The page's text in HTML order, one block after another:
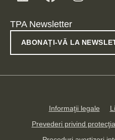
TPA Newsletter
ABONAȚI-VĂ LA
Informaţii legale
Prevederi privind